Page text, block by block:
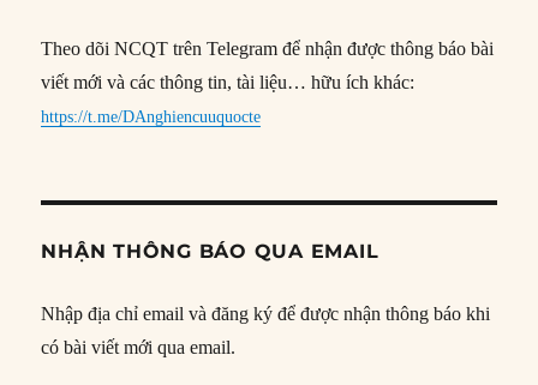
Theo dõi NCQT trên Telegram để nhận được thông báo bài
viết mới và các thông tin, tài liệu… hữu ích khác:
https://t.me/DAnghiencuuquocte
NHẬN THÔNG BÁO QUA EMAIL
Nhập địa chỉ email và đăng ký để được nhận thông báo khi
có bài viết mới qua email.